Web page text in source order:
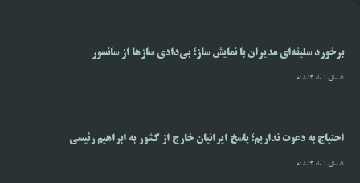
برخورد سلیقه‌ای مدیران با نمایش ساز؛ بی‌دادی سازها از سانسور
5 سال،1 ماه گذشته
احتیاج به دعوت نداریم؛ پاسخ ایرانیان خارج از کشور به ابراهیم رئیسی
5 سال،1 ماه گذشته